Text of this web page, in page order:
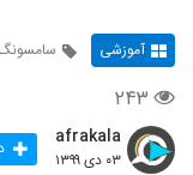
آموزشی
۲۴۳
afrakala
۰۳ دی ۱۳۹۹